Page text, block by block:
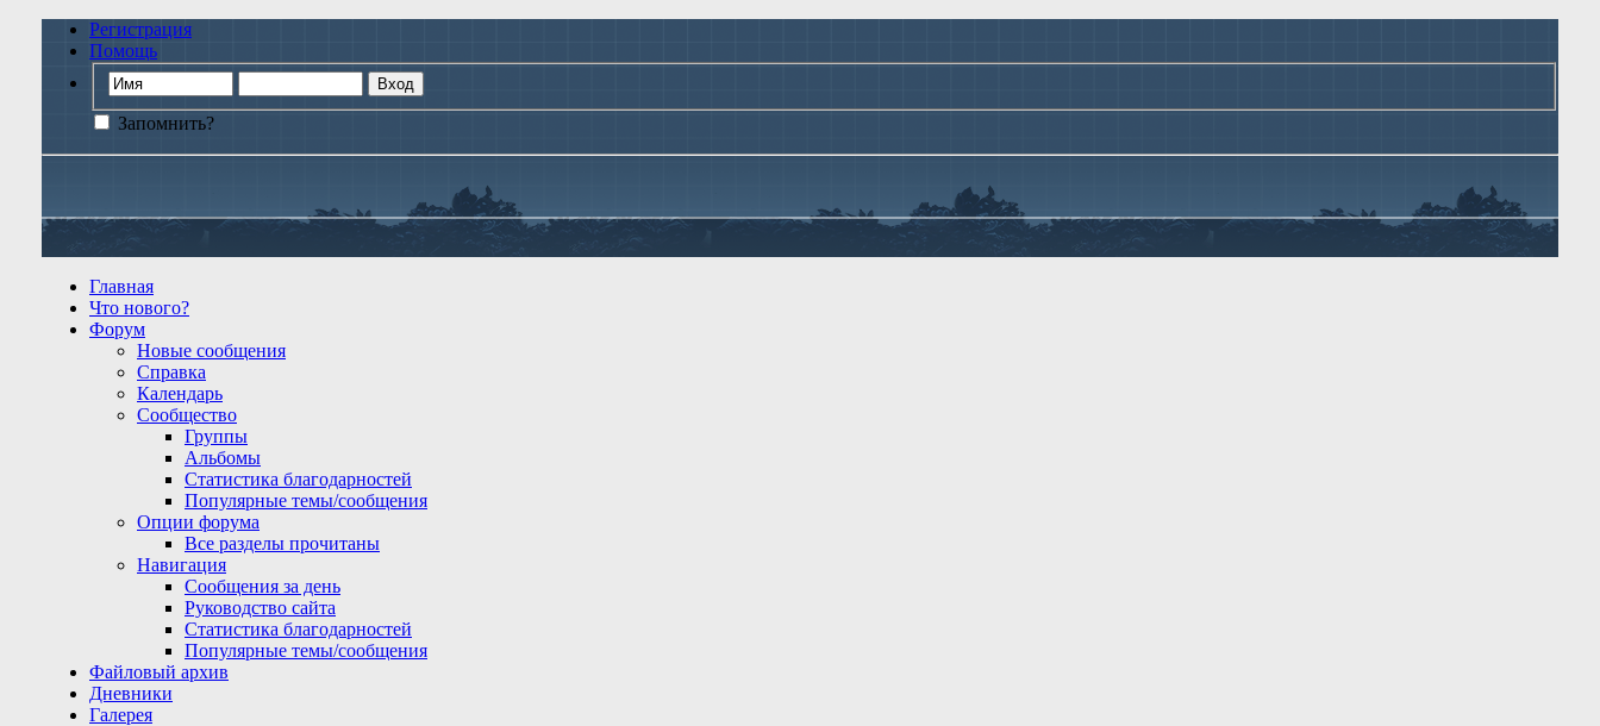
Регистрация
Помощь
Запомнить?
Главная
Что нового?
Форум
Новые сообщения
Справка
Календарь
Сообщество
Группы
Альбомы
Статистика благодарностей
Популярные темы/сообщения
Опции форума
Все разделы прочитаны
Навигация
Сообщения за день
Руководство сайта
Статистика благодарностей
Популярные темы/сообщения
Файловый архив
Дневники
Галерея